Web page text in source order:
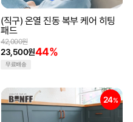
(직구) 온열 진동 복부 케어 히팅
패드
23,500원44%
42,000원
무료배송
24%